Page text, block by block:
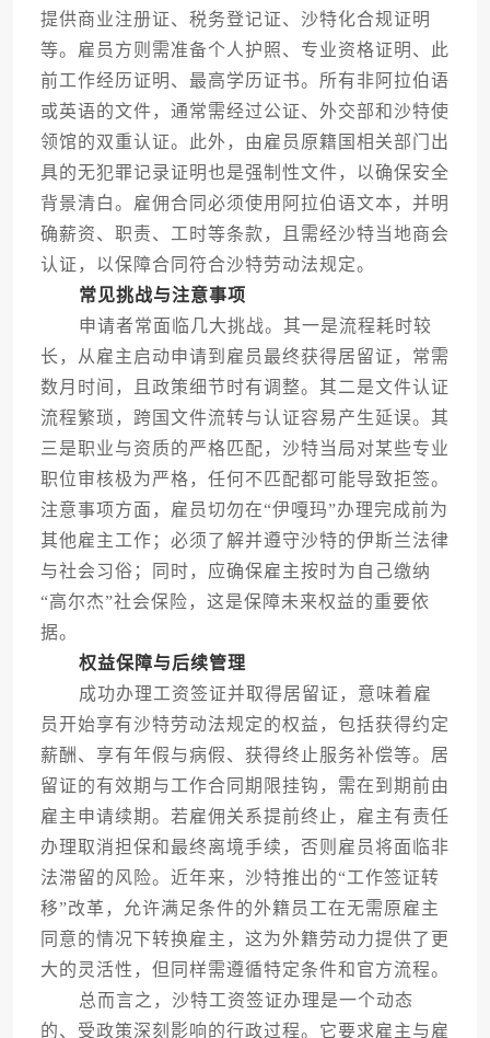
提供商业注册证、税务登记证、沙特化合规证明
等。雇员方则需准备个人护照、专业资格证明、此
前工作经历证明、最高学历证书。所有非阿拉伯语
或英语的文件，通常需经过公证、外交部和沙特使
领馆的双重认证。此外，由雇员原籍国相关部门出
具的无犯罪记录证明也是强制性文件，以确保安全
背景清白。雇佣合同必须使用阿拉伯语文本，并明
确薪资、职责、工时等条款，且需经沙特当地商会
认证，以保障合同符合沙特劳动法规定。
常见挑战与注意事项
申请者常面临几大挑战。其一是流程耗时较
长，从雇主启动申请到雇员最终获得居留证，常需
数月时间，且政策细节时有调整。其二是文件认证
流程繁琐，跨国文件流转与认证容易产生延误。其
三是职业与资质的严格匹配，沙特当局对某些专业
职位审核极为严格，任何不匹配都可能导致拒签。
注意事项方面，雇员切勿在“伊嘎玛”办理完成前为
其他雇主工作；必须了解并遵守沙特的伊斯兰法律
与社会习俗；同时，应确保雇主按时为自己缴纳
“高尔杰”社会保险，这是保障未来权益的重要依
据。
权益保障与后续管理
成功办理工资签证并取得居留证，意味着雇
员开始享有沙特劳动法规定的权益，包括获得约定
薪酬、享有年假与病假、获得终止服务补偿等。居
留证的有效期与工作合同期限挂钩，需在到期前由
雇主申请续期。若雇佣关系提前终止，雇主有责任
办理取消担保和最终离境手续，否则雇员将面临非
法滞留的风险。近年来，沙特推出的“工作签证转
移”改革，允许满足条件的外籍员工在无需原雇主
同意的情况下转换雇主，这为外籍劳动力提供了更
大的灵活性，但同样需遵循特定条件和官方流程。
总而言之，沙特工资签证办理是一个动态
的、受政策深刻影响的行政过程。它要求雇主与雇